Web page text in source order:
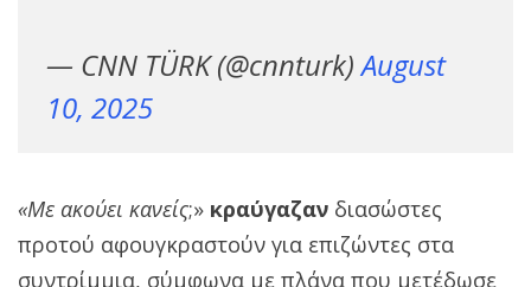
— CNN TÜRK (@cnnturk)August
10, 2025
«Με ακούει κανείς;» κραύγαζαν διασώστες
προτού αφουγκραστούν για επιζώντες στα
συντρίμμια, σύμφωνα με πλάνα που μετέδωσε